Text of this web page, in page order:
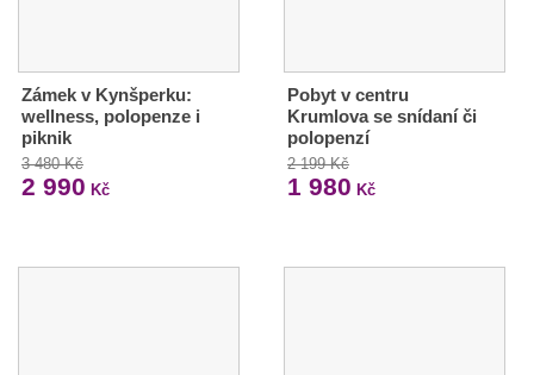
Zámek v Kynšperku:
wellness, polopenze i
piknik
3 480 Kč
2 990 Kč
Pobyt v centru
Krumlova se snídaní či
polopenzí
2 199 Kč
1 980 Kč